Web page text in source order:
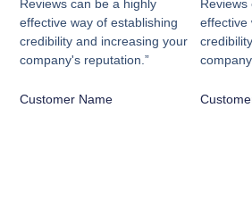
Reviews can be a highly
effective way of establishing
credibility and increasing your
company's reputation.”
Customer Name
Reviews
effective